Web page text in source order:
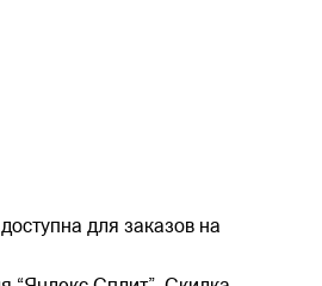
для заказов на